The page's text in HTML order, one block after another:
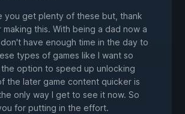
you get plenty of these but, thank
making this. With being a dad now a
have enough time in the day to
types of games like I want so
the option to speed up unlocking
the later game content quicker is
only way I get to see it now. So
for putting in the effort.